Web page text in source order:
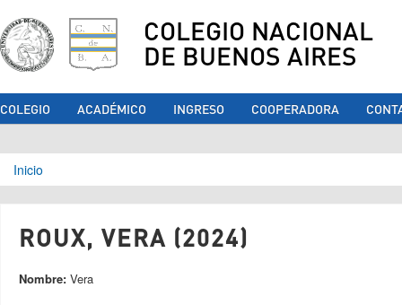
COLEGIO NACIONAL
DE BUENOS AIRES
COLEGIO ACADÉMICO INGRESO COOPERADORA
Se encuentra usted aquí
Inicio
ROUX, VERA (2024)
Nombre: Vera